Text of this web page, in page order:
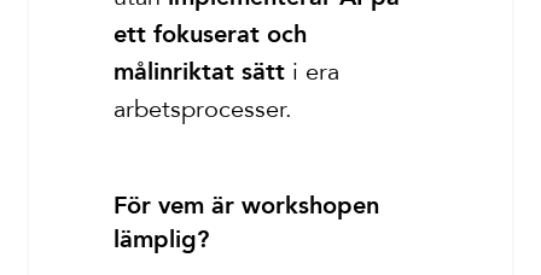
ett fokuserat och
målinriktat sätt i era
arbetsprocesser.
För vem är workshopen
lämplig?